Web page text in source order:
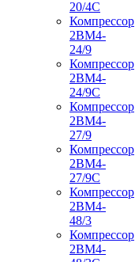
20/4С
Компрессор
2ВМ4-
24/9
Компрессор
2ВМ4-
24/9С
Компрессор
2ВМ4-
27/9
Компрессор
2ВМ4-
27/9С
Компрессор
2ВМ4-
48/3
Компрессор
2ВМ4-